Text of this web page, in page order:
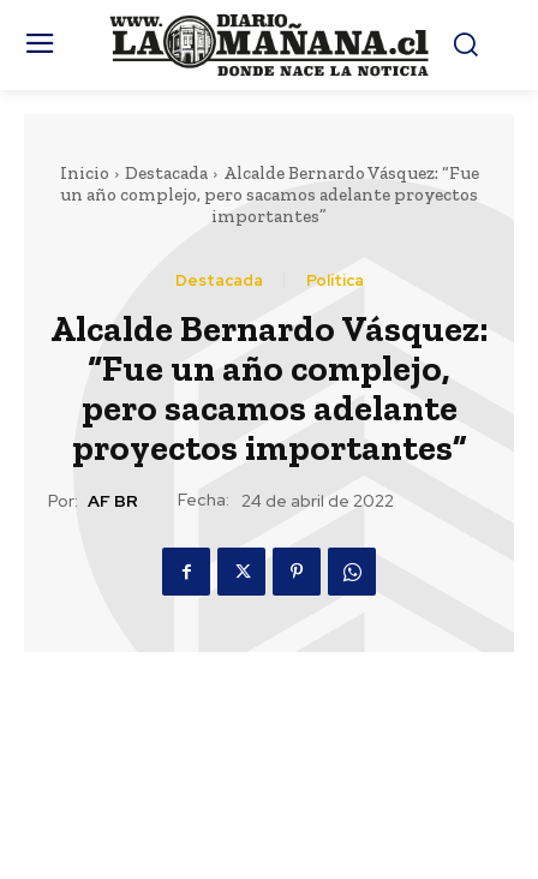
Inicio Destacada
Alcalde Bernardo Vásquez: “Fue
un año complejo, pero sacamos adelante proyectos
importantes”
Destacada Política
Alcalde Bernardo Vásquez:
“Fue un año complejo,
pero sacamos adelante
proyectos importantes”
Por: AF BR Fecha: 24 de abril de 2022